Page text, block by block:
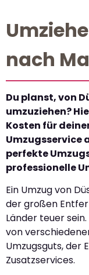
nach
Du planst, von
umzuziehen?
Kosten für
Umzugsservice
perfekte
professionelle
Ein Umzug von
der großen
Länder teuer
von
Umzugsguts, der
Zusatzservices.